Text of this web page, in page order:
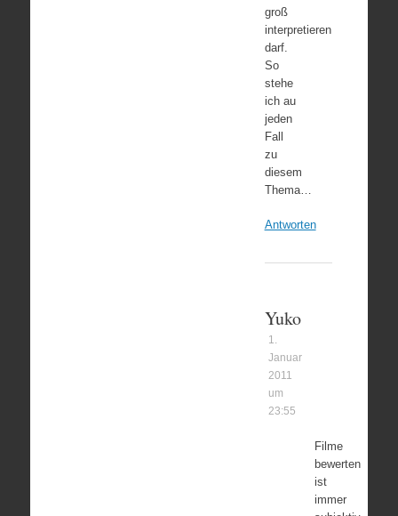
groß
interpretieren
darf.
So
stehe
ich au
jeden
Fall
zu
diesem
Thema…
Antworten
Yuko
1.
Januar
2011
um
23:55
Filme
bewerten
ist
immer